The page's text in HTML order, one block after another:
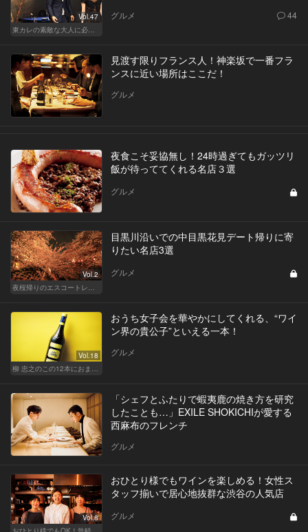
Vol.47
東カレの素敵な大人に必要なこと
グルメ 44
見渡す限りフランス人！神楽坂で一番フラ
ンスに近い場所はここだ！
グルメ
夜食こそ妥協無し！24時過ぎてもガッツリ
飯が待っててくれる名店３選
グルメ
Vol.2
夜桜帰りのエスコートレストラン
目黒川沿いでの中目黒花見デート帰りに寄
りたい名店3選
グルメ
Vol.18
柳 忠之のこの12本におまかせ
おうち女子会を華やかにしてくれる、“ワイ
ン界の貴公子”といえる一本！
グルメ
「シェフとふたりで蝦夷鹿の焼き方を研究
したことも…」EXILE SHOKICHIが愛する
西麻布のフレンチ
グルメ
Vol.8
おひとり様でもワインを楽しめる！女性ス
タッフ揃いで居心地抜群な渋谷の人気店
グルメ